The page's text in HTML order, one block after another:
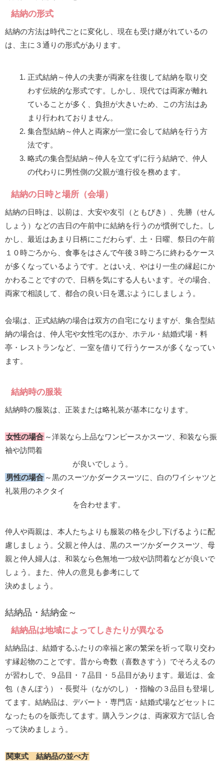
結納の形式
結納の方法は時代ごとに変化し、現在も受け継がれているの
は、主に３通りの形式があります。
正式結納～仲人の夫妻が両家を往復して結納を取り交
わす伝統的な形式です。しかし、現代では両家が離れ
ていることが多く、負担が大きいため、この方法はあ
まり行われておりません。
集合型結納～仲人と両家が一堂に会して結納を行う方
法です。
略式の集合型結納～仲人を立てずに行う結納で、仲人
の代わりに男性側の父親が進行役を務めます。
結納の日時と場所（会場）
結納の日時は、以前は、大安や友引（ともびき）、先勝（せん
しょう）などの吉日の午前中に結納を行うのが慣例でした。し
かし、最近はあまり日柄にこだわらず、土・日曜、祭日の午前
１０時ごろから、食事をはさんで午後３時ごろに終わるケース
が多くなっているようです。とはいえ、やはり一生の縁起にか
かわることですので、日柄を気にする人もいます。その場合、
両家で相談して、都合の良い日を選ぶようにしましょう。
会場は、正式結納の場合は双方の自宅になりますが、集合型結
納の場合は、仲人宅や女性宅のほか、ホテル・結婚式場・料
亭・レストランなど、一室を借りて行うケースが多くなってい
ます。
結納時の服装
結納時の服装は、正装または略礼装が基本になります。
女性の場合 ～洋装なら上品なワンピースかスーツ、和装なら振
袖や訪問着
が良いでしょう。
男性の場合 ～黒のスーツかダークスーツに、白のワイシャツと
礼装用のネクタイ
を合わせます。
仲人や両親は、本人たちよりも服装の格を少し下げるように配
慮しましょう。父親と仲人は、黒のスーツかダークスーツ、母
親と仲人婦人は、和装なら色無地一つ紋や訪問着などが良いで
しょう。また、仲人の意見も参考にして
決めましょう。
結納品・結納金～
結納品は地域によってしきたりが異なる
結納品は、結婚するふたりの幸福と家の繁栄を祈って取り交わ
す縁起物のことです。昔から奇数（喜数きすう）でそろえるの
が習わしで、９品目・７品目・５品目があります。最近は、金
包（きんぽう）・長熨斗（ながのし）・指輪の３品目も登場し
てます。結納品は、デパート・専門店・結婚式場などセットに
なったものを販売してます。購入ランクは、両家双方で話し合
って決めましょう。
関東式 結納品の並べ方